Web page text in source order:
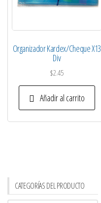
Organizador Kardex/Cheque X13
Div
$2.45
Añadir al carrito
CATEGORÍAS DEL PRODUCTO